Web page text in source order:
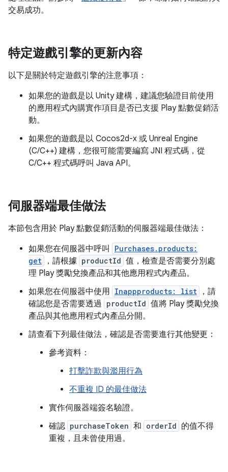
交易成功。
特定遊戲引擎的更新內容
以下是關於特定遊戲引擎的注意事項：
如果您的遊戲是以 Unity 建構，建議您驗證目前使用
的應用程式內購實作項目是否已支援 Play 點數促銷活
動。
如果您的遊戲是以 Cocos2d-x 或 Unreal Engine
(C/C++) 建構，您很可能需要編寫 JNI 程式碼，從
C/C++ 程式碼呼叫 Java API。
伺服器端最佳做法
本節包含用於 Play 點數促銷活動的伺服器端最佳做法：
如果您在伺服器中呼叫
Purchases.products:
get
，請根據 productId 值，檢查是否需要分別處
理 Play 獎勵兌換產品和其他應用程式內產品。
如果您在伺服器中使用 Inappproducts: list
，請
確認您是否需要透過 productId 值將 Play 獎勵兌換
產品與其他應用程式內產品分開。
請查看下列最佳做法，確認是否需要進行其他變更：
參考資料：
打擊詐欺與濫用行為
不重複 ID 的最佳做法
實作伺服器端簽名驗證。
確認 purchaseToken 和 orderId 的值不得
重複，且未曾使用過。